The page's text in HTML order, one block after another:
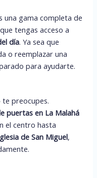
una gama completa de
tengas acceso a
día. Ya sea que
o reemplazar una
para ayudarte.
te preocupes.
puertas en La Malahá
el centro hasta
de San Miguel,